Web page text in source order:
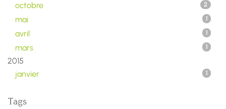
octobre 2
mai 1
avril 1
mars 1
2015
janvier
1
Tags